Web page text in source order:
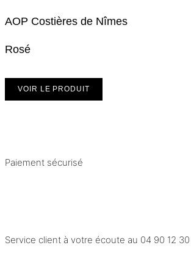
AOP Costières de Nîmes
Rosé
VOIR LE PRODUIT
Paiement sécurisé
Service client à votre écoute au 04 90 12 30